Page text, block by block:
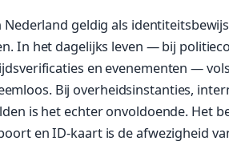
Nederland geldig als
In het dagelijks leven — bij
en evenementen —
Bij overheidsinstanties,
is het echter onvoldoende. Het
en ID-kaart is de afwezigheid